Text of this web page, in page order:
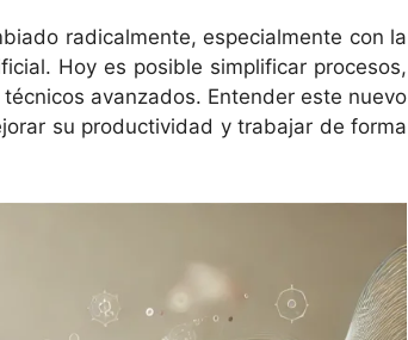
radicalmente, especialmente con la
Hoy es posible simplificar procesos,
avanzados. Entender este nuevo
su productividad y trabajar de forma